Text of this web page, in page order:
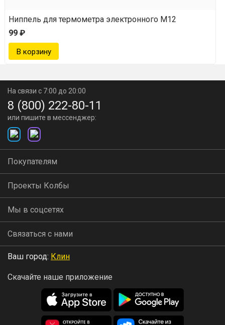
Ниппель для термометра электронного М12
99 ₽
На связи с 7:00 до 20:00
8 (800) 222-80-11
или пишите в мессенджер:
Покупателям
Проекты Колбы
Мы в соцсетях
Связаться с нами
Ваш город: Клин
Скачайте наше приложение